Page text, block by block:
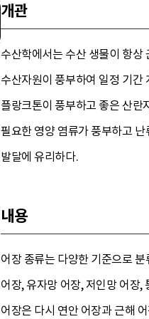
개관
수산학에서는 수산 생물이 항상
수산자원이 풍부하여 일정 기간
플랑크톤이 풍부하고 좋은 산란
필요한 영양 염류가 풍부하고
발달에 유리하다.
내용
어장 종류는 다양한 기준으로
어장, 유자망 어장, 저인망 어장
어장은 다시 연안 어장과 근해